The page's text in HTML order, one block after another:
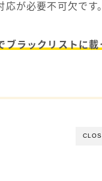
が必要不可欠です
ラックリストに載